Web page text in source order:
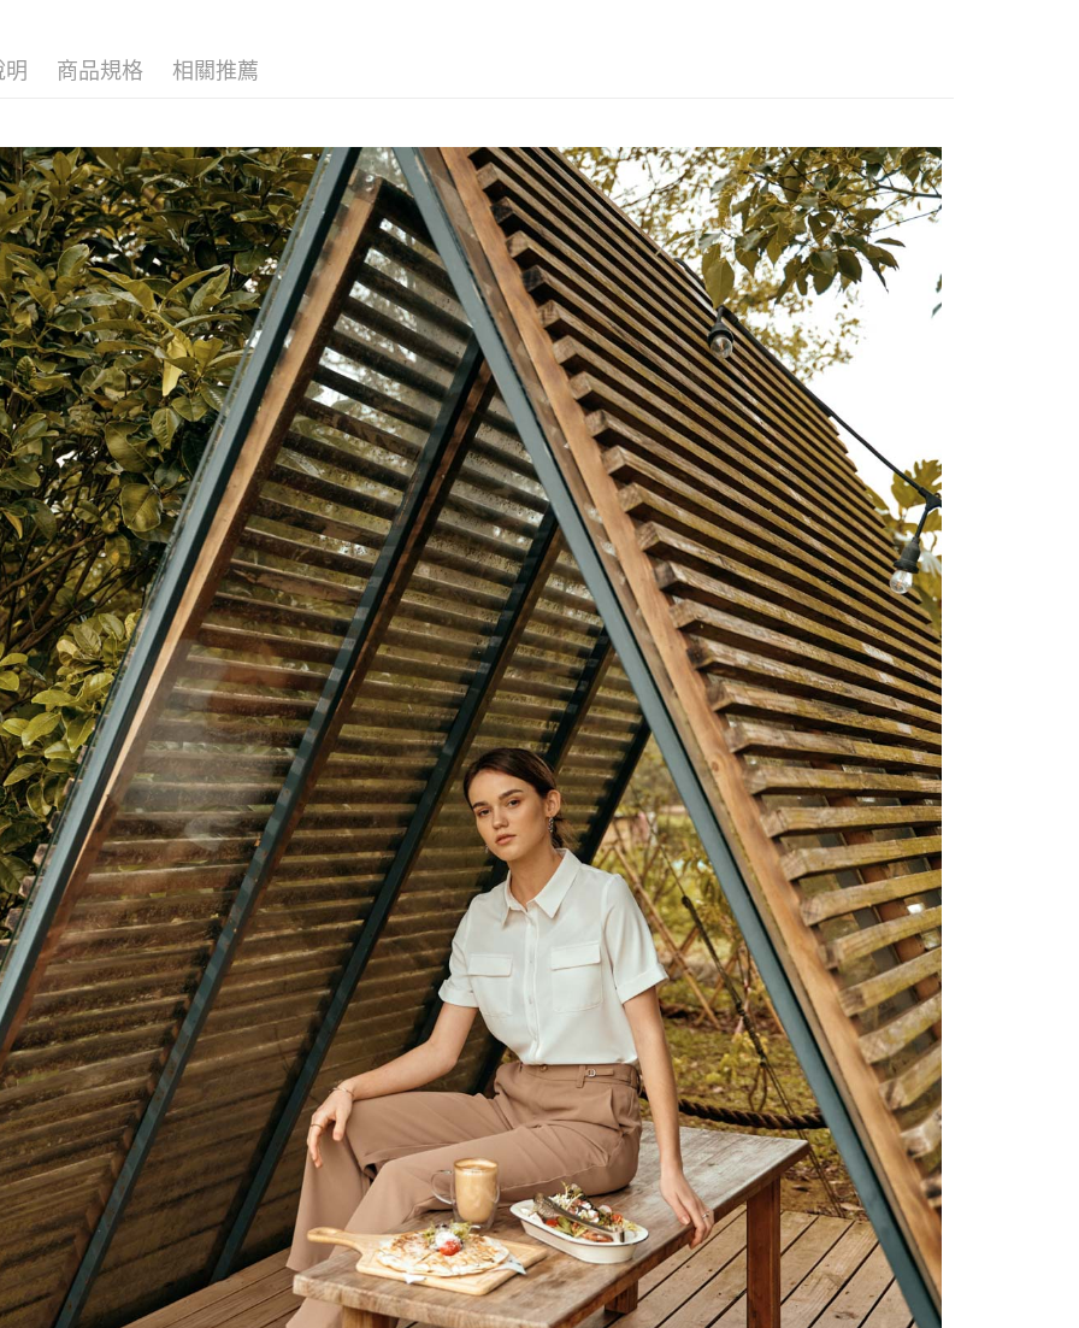
／ATM／網路銀行／等多元方式進行付款，方視為交易完成。
※ 請注意：結帳手續完成當下不需立刻繳費，但若您需要取消訂單，請聯
絡購買商品的店家。未經商家同意取消之訂單仍視為有效，需透過AFTEE
先享後付繳納相關費用。
※ 交易是否成功請以「AFTEE先享後付 」之結帳頁面顯示為準，若有關於
是否繳費成功／繳費後需取消欲退款等相關疑問，請聯繫「AFTEE先享後
付客戶支援中心」https://netprotections.freshdesk.com/support/home
【注意事項】
１．透過由恩沛科技股份有限公司提供之「AFTEE先享後付」服務完成之
交易，需依本服務之必要範圍內提供個人資料，並將交易相關給付款項請
求債權轉讓予恩沛科技股份有限公司。
２．關於個人資料處理事宜，請瀏覽以下網址：
https://aftee.tw/terms/#terms3
３．未成年的使用者請事先徵得法定代理人或監護人之同意方可使用
「AFTEE先享後付」，若未經同意申辦者引起之損失，本公司不負相關責
任。
４．使用「AFTEE先享後付」時，將依據個別帳號之用戶狀況，依本公司
即時審查核予不同之上限額度；若仍有額度不足之情形，本公司將視審查
結果請求用戶進行身份認證。
５．嚴禁一人註冊多個帳號或使用他人資訊註冊。若發現惡意使用之情
形，恩沛科技股份有限公司將有權停止該用戶之使用額度並採取法律行
動。
每筆NT$350，滿NT$3,500(含以上)免運費
LINEX 宇迅國際 查看運費
明 商品規格 相關推薦